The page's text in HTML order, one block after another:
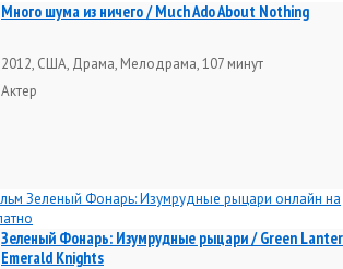
Много шума из ничего / Much Ado About Nothing
2012, США, Драма, Мелодрама, 107 минут
Актер
Зеленый Фонарь: Изумрудные рыцари / Green
Emerald Knights